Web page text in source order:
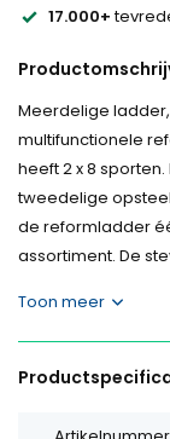
17.000+
Meerdelige
multifunctionele
heeft 2 x 8
tweedelige
de reformladder
assortiment. De
Toon meer